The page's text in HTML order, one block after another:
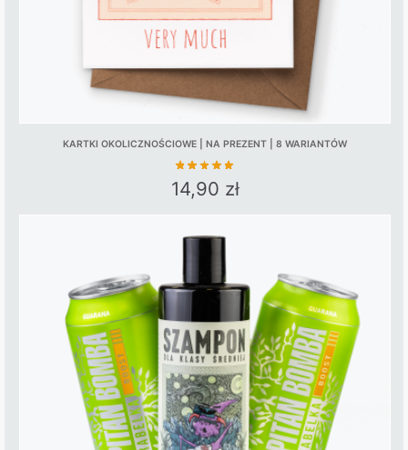
KARTKI OKOLICZNOŚCIOWE | NA PREZENT | 8 WARIANTÓW
14,90 zł
This
product
multiple
variants.
The
options
may
be
chosen
on